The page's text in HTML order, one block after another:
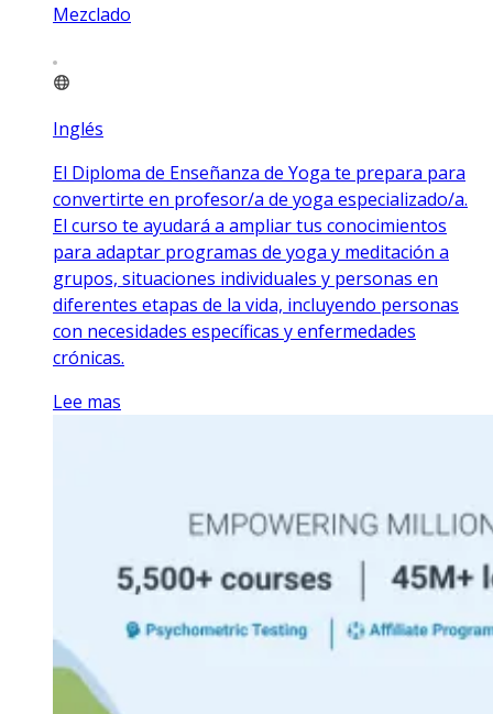
Mezclado
Inglés
El Diploma de Enseñanza de Yoga te prepara para
convertirte en profesor/a de yoga especializado/a.
El curso te ayudará a ampliar tus conocimientos
para adaptar programas de yoga y meditación a
grupos, situaciones individuales y personas en
diferentes etapas de la vida, incluyendo personas
con necesidades específicas y enfermedades
crónicas.
Lee mas